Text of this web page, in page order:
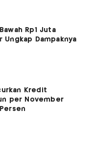
Rp1 Juta
Ungkap Dampaknya
Kredit
per November